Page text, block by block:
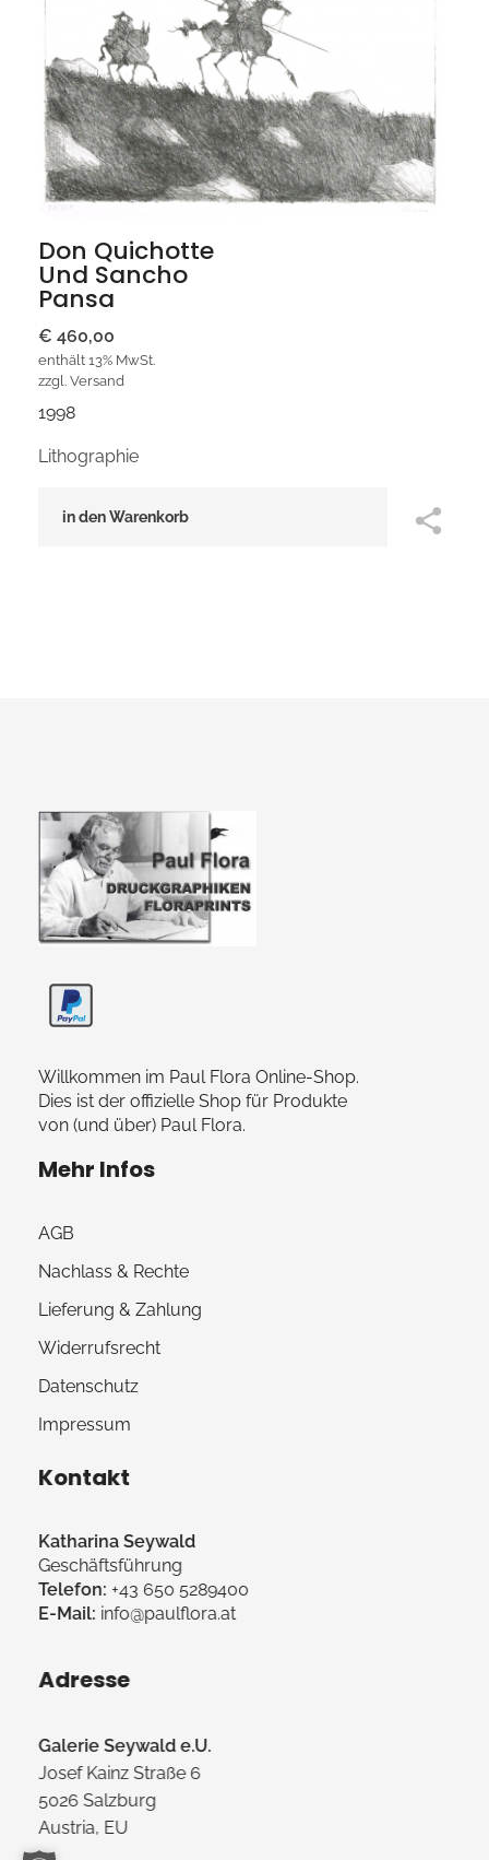
Don Quichotte
Und Sancho
Pansa
€ 460,00
enthält 13% MwSt.
zzgl. Versand
1998
Lithographie
in den Warenkorb
Willkommen im Paul Flora Online-Shop.
Dies ist der offizielle Shop für Produkte
von (und über) Paul Flora.
Mehr Infos
AGB
Nachlass & Rechte
Lieferung & Zahlung
Widerrufsrecht
Datenschutz
Impressum
Kontakt
Katharina Seywald
Geschäftsführung
Telefon: +43 650 5289400
E-Mail: info@paulflora.at
Adresse
Galerie Seywald e.U.
Josef Kainz Straße 6
5026 Salzburg
Austria, EU